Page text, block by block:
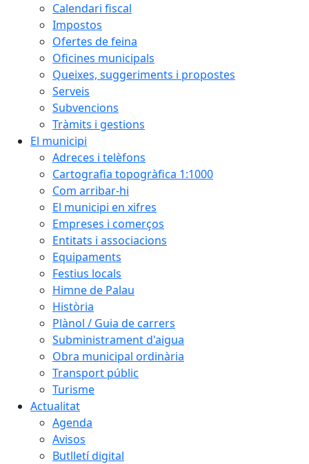
Calendari fiscal
Impostos
Ofertes de feina
Oficines municipals
Queixes, suggeriments i propostes
Serveis
Subvencions
Tràmits i gestions
El municipi
Adreces i telèfons
Cartografia topogràfica 1:1000
Com arribar-hi
El municipi en xifres
Empreses i comerços
Entitats i associacions
Equipaments
Festius locals
Himne de Palau
Història
Plànol / Guia de carrers
Subministrament d'aigua
Obra municipal ordinària
Transport públic
Turisme
Actualitat
Agenda
Avisos
Butlletí digital